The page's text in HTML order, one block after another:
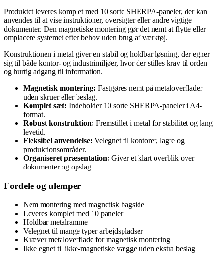
Produktet leveres komplet med 10 sorte SHERPA-paneler, der kan
anvendes til at vise instruktioner, oversigter eller andre vigtige
dokumenter. Den magnetiske montering gør det nemt at flytte eller
omplacere systemet efter behov uden brug af værktøj.
Konstruktionen i metal giver en stabil og holdbar løsning, der egner
sig til både kontor- og industrimiljøer, hvor der stilles krav til orden
og hurtig adgang til information.
Magnetisk montering: Fastgøres nemt på metaloverflader
uden skruer eller beslag.
Komplet sæt: Indeholder 10 sorte SHERPA-paneler i A4-
format.
Robust konstruktion: Fremstillet i metal for stabilitet og lang
levetid.
Fleksibel anvendelse: Velegnet til kontorer, lagre og
produktionsområder.
Organiseret præsentation: Giver et klart overblik over
dokumenter og opslag.
Fordele og ulemper
Nem montering med magnetisk bagside
Leveres komplet med 10 paneler
Holdbar metalramme
Velegnet til mange typer arbejdspladser
Kræver metaloverflade for magnetisk montering
Ikke egnet til ikke-magnetiske vægge uden ekstra beslag